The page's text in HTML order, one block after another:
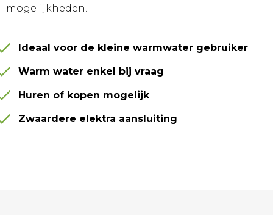
mogelijkheden.
Ideaal voor de kleine warmwater gebruiker
Warm water enkel bij vraag
Huren of kopen mogelijk
Zwaardere elektra aansluiting